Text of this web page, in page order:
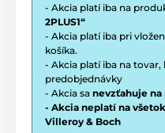
- Akcia platí iba na
2PLUS1“
- Akcia platí iba pri
košíka.
- Akcia platí iba na tovar,
predobjednávky
- Akcia sa nevzťahuje na
- Akcia neplatí na
Villeroy & Boch